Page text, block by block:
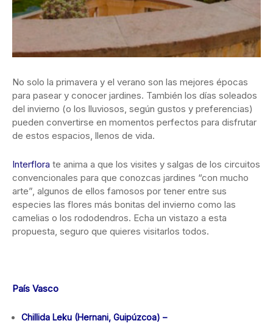
No solo la primavera y el verano son las mejores épocas
para pasear y conocer jardines. También los días soleados
del invierno (o los lluviosos, según gustos y preferencias)
pueden convertirse en momentos perfectos para disfrutar
de estos espacios, llenos de vida.
Interflora te anima a que los visites y salgas de los circuitos
convencionales para que conozcas jardines “con mucho
arte”, algunos de ellos famosos por tener entre sus
especies las flores más bonitas del invierno como las
camelias o los rododendros. Echa un vistazo a esta
propuesta, seguro que quieres visitarlos todos.
País Vasco
Chillida Leku (Hernani, Guipúzcoa) –